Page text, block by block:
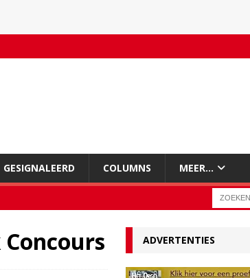
GESIGNALEERD COLUMNS MEER…
ADVERTENTIES